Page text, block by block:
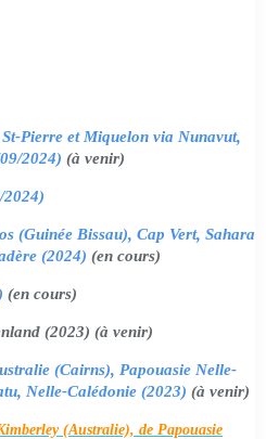
Pierre et Miquelon via Nunavut,
2024) (à venir)
2024)
(Guinée Bissau), Cap Vert, Sahara
(2024) (en cours)
(en cours)
(2023) (à venir)
(Cairns), Papouasie Nelle-
Nelle-Calédonie (2023) (à venir)
(Australie), de Papouasie